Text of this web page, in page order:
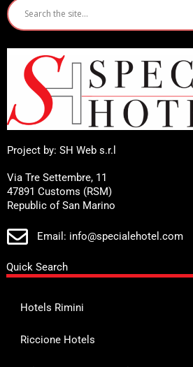
Project by: SH Web s.r.l
Via Tre Settembre, 11
47891 Customs (RSM)
Republic of San Marino
Email: info@specialehotel.com
Quick Search
Hotels Rimini
Riccione Hotels